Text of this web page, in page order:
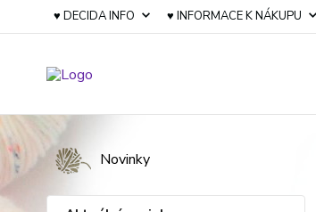
♥ DECIDA INFO ♥ INFORMACE K NÁKUPU
Novinky